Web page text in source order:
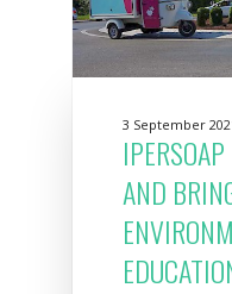
3 September
AND